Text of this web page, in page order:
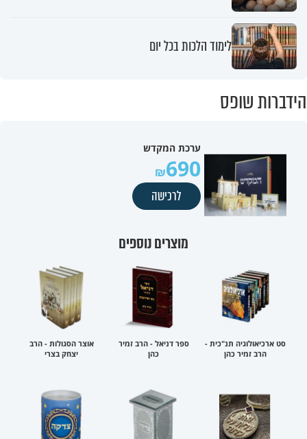
לימוד הלכות בכל יום
הידברות שופס
ערכת המקדש
690
לרכישה
מוצרים נוספים
סט ארכיאולוגיה תנ"כית -
הרב זמיר כהן
ספר דניאל - הרב זמיר
כהן
אוצר הסגולות - הרב
יצחק בצרי